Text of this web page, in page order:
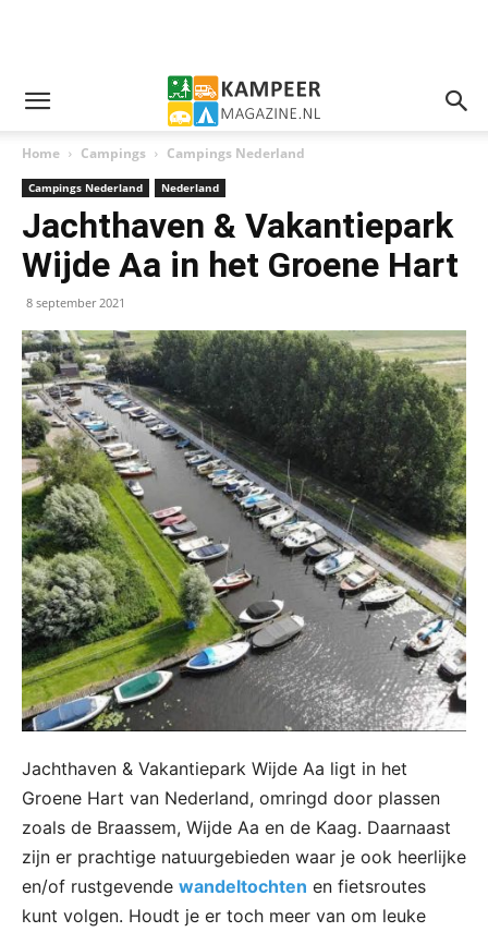
Home Campings Campings Nederland
Campings Nederland Nederland
Jachthaven & Vakantiepark
Wijde Aa in het Groene Hart
8 september 2021
Jachthaven & Vakantiepark Wijde Aa ligt in het
Groene Hart van Nederland, omringd door plassen
zoals de Braassem, Wijde Aa en de Kaag. Daarnaast
zijn er prachtige natuurgebieden waar je ook heerlijke
en/of rustgevende wandeltochten en fietsroutes
kunt volgen. Houdt je er toch meer van om leuke